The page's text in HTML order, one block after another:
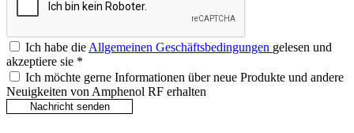
Ich habe dieAllgemeinen Geschäftsbedingungen gelesen und
akzeptiere sie *
Ich möchte gerne Informationen über neue Produkte und andere
Neuigkeiten von Amphenol RF erhalten